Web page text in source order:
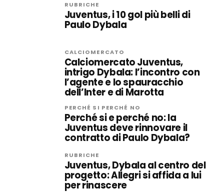
RUBRICHE
Juventus, i 10 gol più belli di
Paulo Dybala
CALCIOMERCATO
Calciomercato Juventus,
intrigo Dybala: l’incontro con
l’agente e lo spauracchio
dell’Inter e di Marotta
PERCHÉ SI PERCHÉ NO
Perché si e perché no: la
Juventus deve rinnovare il
contratto di Paulo Dybala?
RUBRICHE
Juventus, Dybala al centro del
progetto: Allegri si affida a lui
per rinascere